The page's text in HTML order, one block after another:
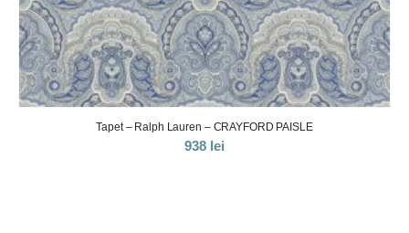
Tapet – Ralph Lauren – CASTLEHEAD PAIS
938 lei